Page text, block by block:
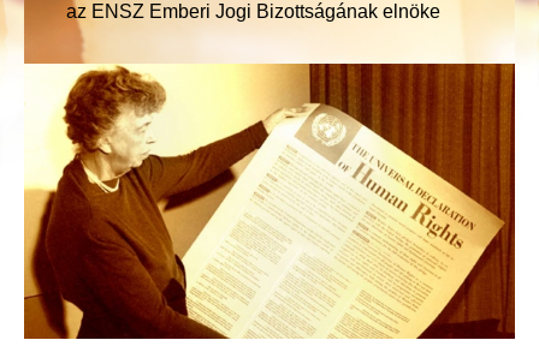
Tanácsadó testület
A Fiatalok az Emberi Jogokért Nemzetközi
Szervezetének partnerei
Nyilatkozatok és elismerések
Ajánlások
Fiatalok és pedagógusok által elért
eredmények
Emberi jogi foglalkozások iskolák számára
Pedagógusi programok
A program bevezetése
Petíció
Tagságok és adományok
Csoportok
Versenyek
Az emberi jogok bajnokai
Emberi jogi szervezetek
Emberi jogi visszaélések
Hírek
Megrendelés
Kapcsolat
az ENSZ Emberi Jogi Bizottságának elnöke